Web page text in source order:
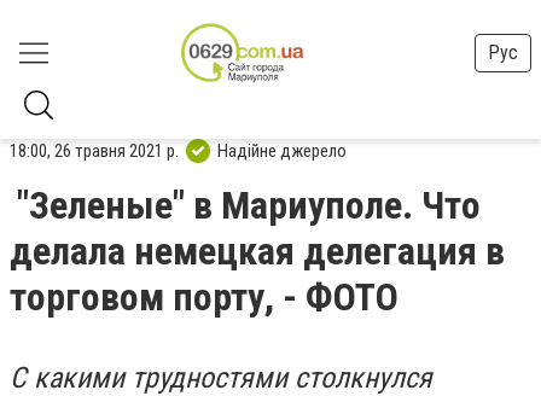
Рус
18:00, 26 травня 2021 р. Надійне джерело
"Зеленые" в Мариуполе. Что
делала немецкая делегация в
торговом порту, - ФОТО
С какими трудностями столкнулся